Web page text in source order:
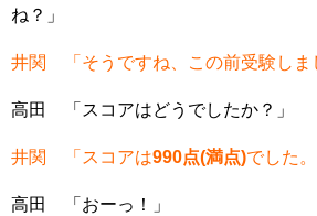
ね？」
井関 「そうですね、この前受験しま
高田 「スコアはどうでしたか？」
井関 「スコアは990点(満点)でした。
高田 「おーっ！」